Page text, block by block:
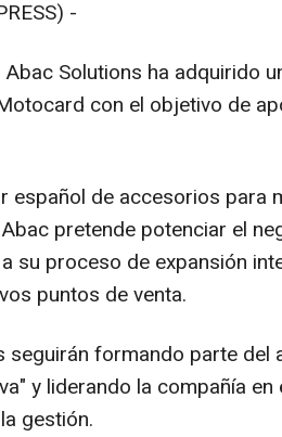
-
Solutions ha adquirido
con el objetivo de
español de accesorios para
pretende potenciar el
su proceso de expansión
puntos de venta.
seguirán formando parte del
y liderando la compañía en
gestión.